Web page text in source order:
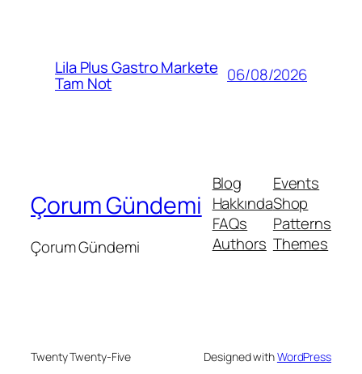
Lila Plus Gastro Markete
Tam Not 06/08/2026
Çorum Gündemi
Çorum Gündemi
Blog
Hakkında
FAQs
Authors
Events
Shop
Patterns
Themes
Twenty Twenty-Five Designed withWordPress